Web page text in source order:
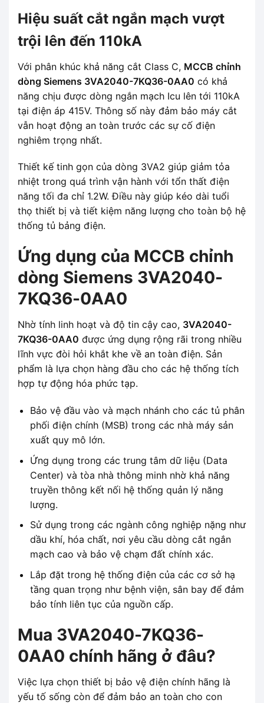
Hiệu suất cắt ngắn mạch vượt
trội lên đến 110kA
Với phân khúc khả năng cắt Class C, MCCB chỉnh
dòng Siemens 3VA2040-7KQ36-0AA0 có khả
năng chịu được dòng ngắn mạch Icu lên tới 110kA
tại điện áp 415V. Thông số này đảm bảo máy cắt
vẫn hoạt động an toàn trước các sự cố điện
nghiêm trọng nhất.
Thiết kế tinh gọn của dòng 3VA2 giúp giảm tỏa
nhiệt trong quá trình vận hành với tổn thất điện
năng tối đa chỉ 1.2W. Điều này giúp kéo dài tuổi
thọ thiết bị và tiết kiệm năng lượng cho toàn bộ hệ
thống tủ bảng điện.
Ứng dụng của MCCB chỉnh
dòng Siemens 3VA2040-
7KQ36-0AA0
Nhờ tính linh hoạt và độ tin cậy cao, 3VA2040-
7KQ36-0AA0 được ứng dụng rộng rãi trong nhiều
lĩnh vực đòi hỏi khắt khe về an toàn điện. Sản
phẩm là lựa chọn hàng đầu cho các hệ thống tích
hợp tự động hóa phức tạp.
Bảo vệ đầu vào và mạch nhánh cho các tủ phân
phối điện chính (MSB) trong các nhà máy sản
xuất quy mô lớn.
Ứng dụng trong các trung tâm dữ liệu (Data
Center) và tòa nhà thông minh nhờ khả năng
truyền thông kết nối hệ thống quản lý năng
lượng.
Sử dụng trong các ngành công nghiệp nặng như
dầu khí, hóa chất, nơi yêu cầu dòng cắt ngắn
mạch cao và bảo vệ chạm đất chính xác.
Lắp đặt trong hệ thống điện của các cơ sở hạ
tầng quan trọng như bệnh viện, sân bay để đảm
bảo tính liên tục của nguồn cấp.
Mua 3VA2040-7KQ36-
0AA0 chính hãng ở đâu?
Việc lựa chọn thiết bị bảo vệ điện chính hãng là
yếu tố sống còn để đảm bảo an toàn cho con